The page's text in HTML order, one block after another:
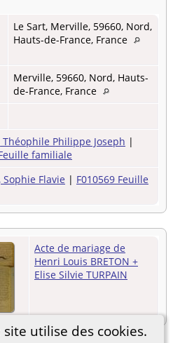
site utilise des cookies.
Le Sart, Merville, 59660, Nord,
Hauts-de-France, France
Merville, 59660, Nord, Hauts-
de-France, France
Théophile Philippe Joseph |
familiale
Sophie Flavie | F010569 Feuille
Acte de mariage de
Henri Louis BRETON +
Elise Silvie TURPAIN